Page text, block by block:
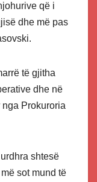
që i
dhe më pas
të gjitha
dhe në
Prokuroria
shtesë
sot mund të